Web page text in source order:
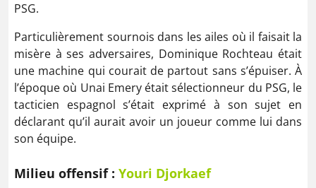
PSG.
Particulièrement sournois dans les ailes où il faisait la
misère à ses adversaires, Dominique Rochteau était
une machine qui courait de partout sans s’épuiser. À
l’époque où Unai Emery était sélectionneur du PSG, le
tacticien espagnol s’était exprimé à son sujet en
déclarant qu’il aurait avoir un joueur comme lui dans
son équipe.
Milieu offensif : Youri Djorkaef